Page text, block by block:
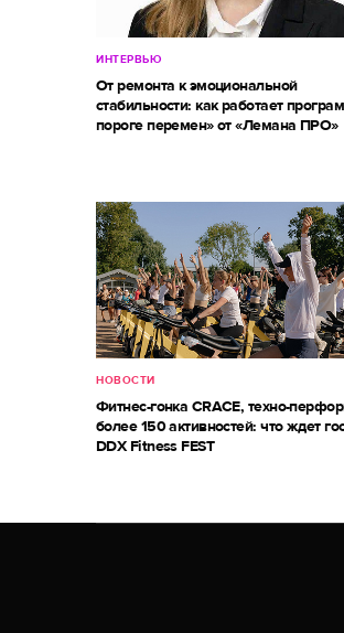
ИНТЕРВЬЮ
От ремонта к эмоциональной
стабильности: как работает
пороге перемен» от «Лемана ПРО»
НОВОСТИ
Фитнес-гонка CRACE, техно-
более 150 активностей: что ждет
DDX Fitness FEST